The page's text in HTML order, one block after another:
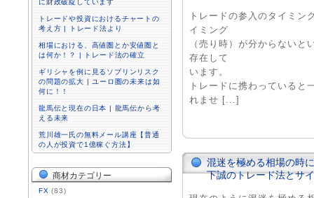
トレードの参入のタイミン
イミング
（売り時）が分からない
存在して
います。
トレードに携わっていると
れませ [...]
混迷を極める相場の時
下誠のトレード法とサ
に財政破綻しています
トレードや投資におけるチャートの
考え方 | トレード法より
相場における、高値圏とか安値圏と
は何か！？ | トレード法の確立
ギリシャを例に見るソブリンリスク
の問題の拡大 | ユーロ圏の未来は如
何に！！
龍馬伝と現在の日本 | 龍馬伝から考
える未来
荒川雄一氏の無料メール講座【普通
の人が投資で1億稼ぐ方法】
商材カテゴリー
FX (83)